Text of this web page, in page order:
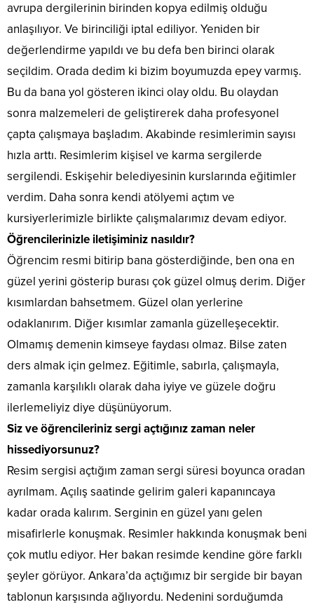
avrupa dergilerinin birinden kopya edilmiş olduğu
anlaşılıyor. Ve birinciliği iptal ediliyor. Yeniden bir
değerlendirme yapıldı ve bu defa ben birinci olarak
seçildim. Orada dedim ki bizim boyumuzda epey varmış.
Bu da bana yol gösteren ikinci olay oldu. Bu olaydan
sonra malzemeleri de geliştirerek daha profesyonel
çapta çalışmaya başladım. Akabinde resimlerimin sayısı
hızla arttı. Resimlerim kişisel ve karma sergilerde
sergilendi. Eskişehir belediyesinin kurslarında eğitimler
verdim. Daha sonra kendi atölyemi açtım ve
kursiyerlerimizle birlikte çalışmalarımız devam ediyor.
Öğrencilerinizle iletişiminiz nasıldır?
Öğrencim resmi bitirip bana gösterdiğinde, ben ona en
güzel yerini gösterip burası çok güzel olmuş derim. Diğer
kısımlardan bahsetmem. Güzel olan yerlerine
odaklanırım. Diğer kısımlar zamanla güzelleşecektir.
Olmamış demenin kimseye faydası olmaz. Bilse zaten
ders almak için gelmez. Eğitimle, sabırla, çalışmayla,
zamanla karşılıklı olarak daha iyiye ve güzele doğru
ilerlemeliyiz diye düşünüyorum.
Siz ve öğrencileriniz sergi açtığınız zaman neler
hissediyorsunuz?
Resim sergisi açtığım zaman sergi süresi boyunca oradan
ayrılmam. Açılış saatinde gelirim galeri kapanıncaya
kadar orada kalırım. Serginin en güzel yanı gelen
misafirlerle konuşmak. Resimler hakkında konuşmak beni
çok mutlu ediyor. Her bakan resimde kendine göre farklı
şeyler görüyor. Ankara’da açtığımız bir sergide bir bayan
tablonun karşısında ağlıyordu. Nedenini sorduğumda